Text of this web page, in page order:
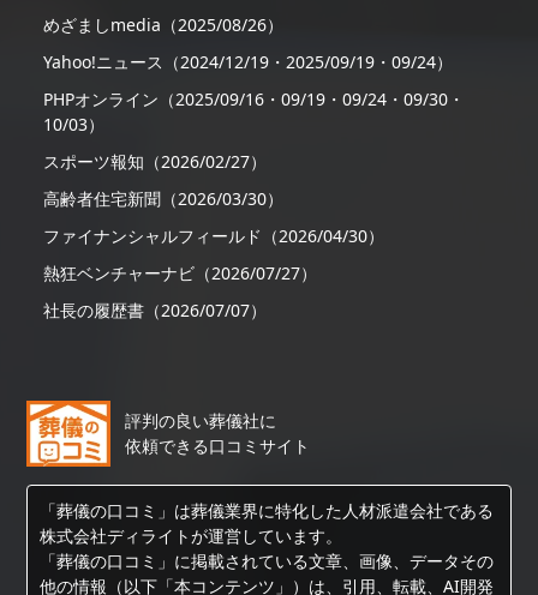
めざましmedia（2025/08/26）
Yahoo!ニュース（2024/12/19・2025/09/19・09/24）
PHPオンライン（2025/09/16・09/19・09/24・09/30・
10/03）
スポーツ報知（2026/02/27）
高齢者住宅新聞（2026/03/30）
ファイナンシャルフィールド（2026/04/30）
熱狂ベンチャーナビ（2026/07/27）
社長の履歴書（2026/07/07）
評判の良い葬儀社に
依頼できる口コミサイト
「葬儀の口コミ」は葬儀業界に特化した人材派遣会社である
株式会社ディライトが運営しています。
「葬儀の口コミ」に掲載されている文章、画像、データその
他の情報（以下「本コンテンツ」）は、引用、転載、AI開発